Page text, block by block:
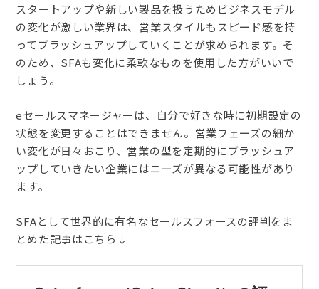
スタートアップや新しい製品を扱うためビジネスモデル
の変化が激しい業界は、営業スタイルもスピード感を持
ってブラッシュアップしていくことが求められます。そ
のため、SFAも変化に柔軟なものを使用した方がいいで
しょう。
eセールスマネージャーは、自分で好きな時に初期設定の
状態を変更することはできません。営業フェーズの細か
い変化が日々おこり、営業の型を定期的にブラッシュア
ップしていきたい企業にはニーズが異なる可能性があり
ます。
SFAとして世界的に有名なセールスフォースの評判をま
とめた記事はこちら↓